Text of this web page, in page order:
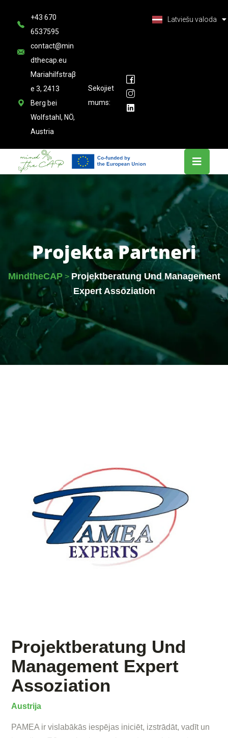
+43 670
6537595
contact@min
dthecap.eu
Mariahilfstraβ
e 3, 2413
Berg bei
Wolfstahl, NÖ,
Austria
Sekojiet
mums:
Latviešu valoda
العربية
Projekta Partneri
MindtheCAP> Projektberatung Und Management
Expert Assoziation
Projektberatung Und
Management Expert
Assoziation
Austrija
PAMEA ir vislabākās iespējas iniciēt, izstrādāt, vadīt un